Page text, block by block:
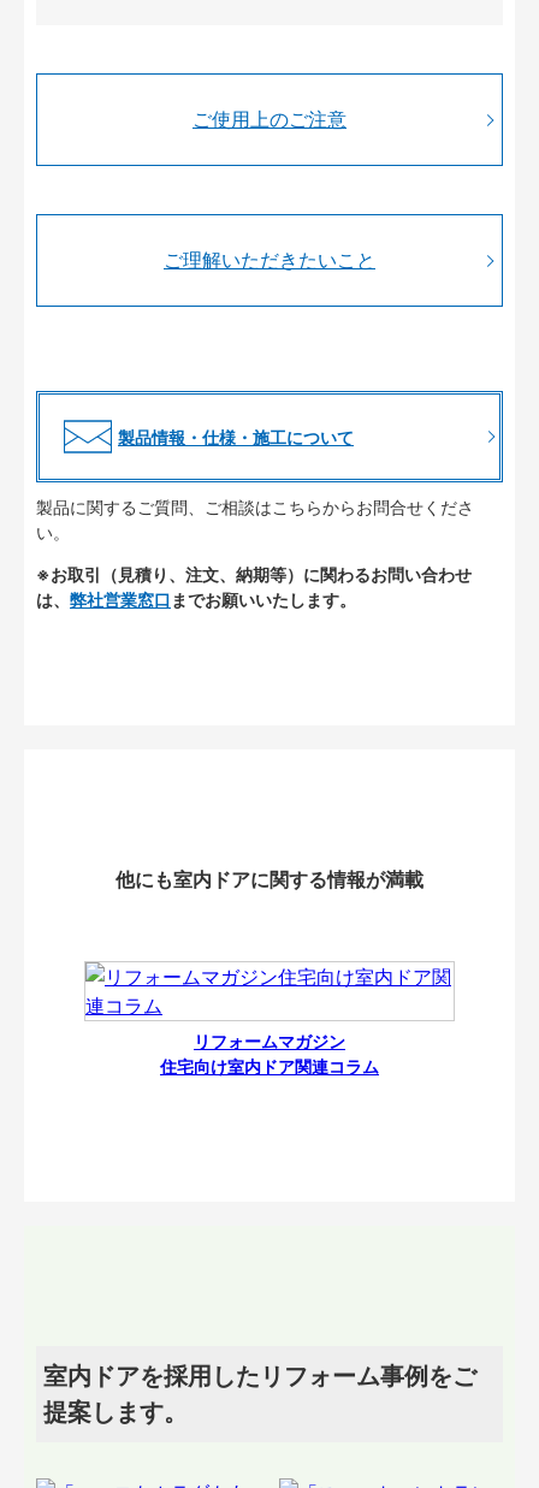
ご使用上のご注意
ご理解いただきたいこと
製品情報・仕様・施工について
製品に関するご質問、ご相談はこちらからお問合せくださ
い。
※お取引（見積り、注文、納期等）に関わるお問い合わせ
は、 弊社営業窓口 までお願いいたします。
他にも室内ドアに関する情報が満載
リフォームマガジン
住宅向け室内ドア関連コラム
室内ドアを採用したリフォーム事例をご
提案します。